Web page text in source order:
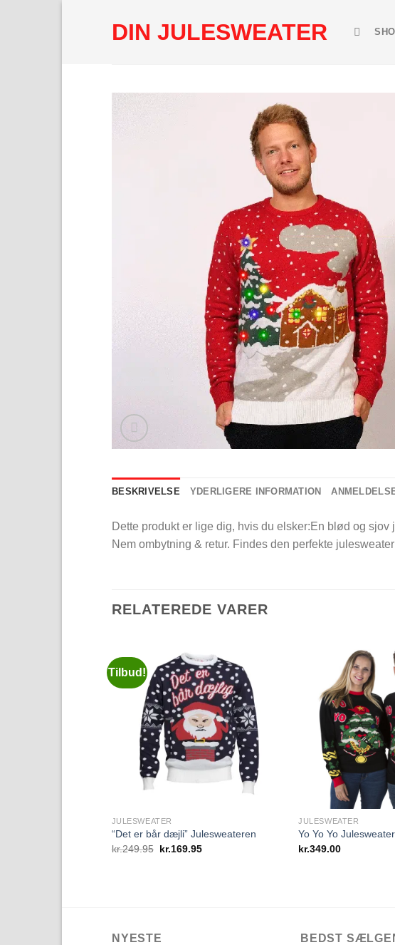
DIN JULESWEATER
BESKRIVELSE YDERLIGERE INFORMATION
Dette produkt er lige dig, hvis du elsker:En blød og
Nem ombytning & retur. Findes den perfekte
RELATEREDE VARER
Tilbud!
Add to
Wishlist
JULESWEATER
“Det er bår dæjli” Julesweateren
kr.249.95 Den
kr.169.95Den
JULESWEATER
Yo Yo Yo Julesweater
kr.349.00
NYESTE BEDST